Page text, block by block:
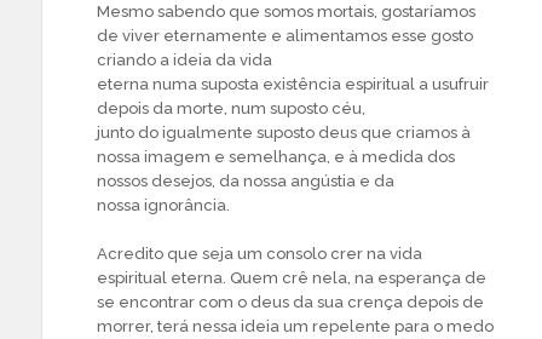
Mesmo sabendo que somos mortais, gostaríamos
de viver eternamente e alimentamos esse gosto
criando a ideia da vida
eterna numa suposta existência espiritual a usufruir
depois da morte, num suposto céu,
junto do igualmente suposto deus que criamos à
nossa imagem e semelhança, e à medida dos
nossos desejos, da nossa angústia e da
nossa ignorância.
Acredito que seja um consolo crer na vida
espiritual eterna. Quem crê nela, na esperança de
se encontrar com o deus da sua crença depois de
morrer, terá nessa ideia um repelente para o medo